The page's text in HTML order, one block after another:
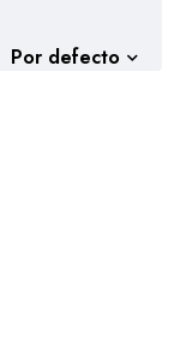
Por defecto